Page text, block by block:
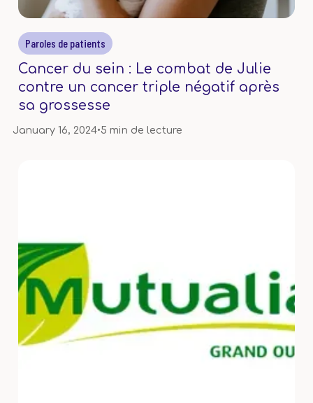
Paroles de patients
Cancer du sein : Le combat de Julie
contre un cancer triple négatif après
sa grossesse
January 16, 2024•5 min de lecture